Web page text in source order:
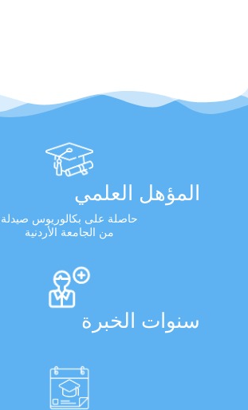
المؤهل العلمي
حاصلة على بكالوريوس صيدلة
من الجامعة الأردنية
سنوات الخبرة